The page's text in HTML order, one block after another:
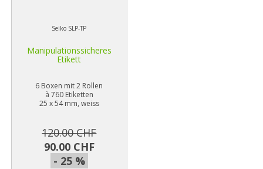
Seiko SLP-TP
Manipulationssicheres
Etikett
6 Boxen mit 2 Rollen
à 760 Etiketten
25 x 54 mm, weiss
120.00 CHF
90.00 CHF
- 25 %